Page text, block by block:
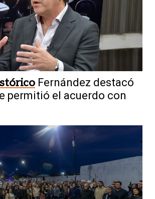
Fernández destacó
permitió el acuerdo con